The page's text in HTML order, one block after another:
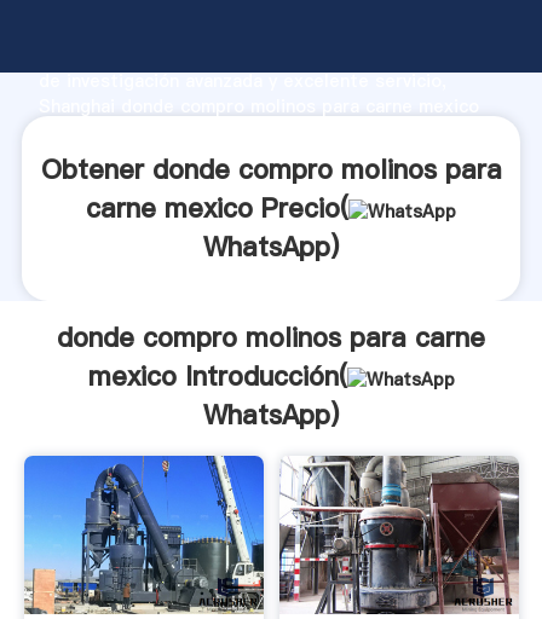
de investigación avanzada y excelente servicio,
clientes.
Obtener donde compro molinos para
carne mexico Precio(
WhatsApp)
donde compro molinos para carne
mexico Introducción(
WhatsApp)